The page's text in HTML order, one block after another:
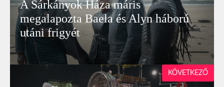
A Sárkányok Háza máris
megalapozta Baela és Alyn háború
utáni frigyét
KÖVETKEZŐ